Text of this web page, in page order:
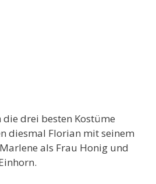
drei besten Kostüme
diesmal Florian mit seinem
als Frau Honig und